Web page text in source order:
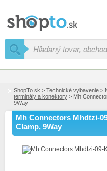
ShopTo.sk > Technické vybavenie >
terminály a konektory > Mh
9Way
Mh Connectors Mhdtzi-
Clamp, 9Way